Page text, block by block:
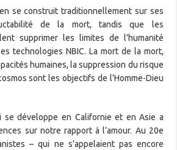
se construit traditionnellement sur ses
de la mort, tandis que les
supprimer les limites de l’humanité
technologies NBIC. La mort de la mort,
humaines, la suppression du risque
sont les objectifs de l’Homme-Dieu
se développe en Californie et en Asie a
sur notre rapport à l’amour. Au 20e
– qui ne s’appelaient pas encore